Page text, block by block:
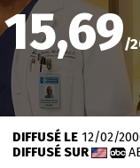
15,69/
DIFFUSÉ LE12/02/
DIFFUSÉ SUR